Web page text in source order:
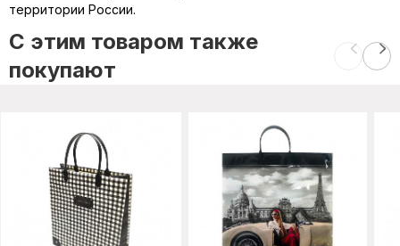
территории России.
C этим товаром также
покупают